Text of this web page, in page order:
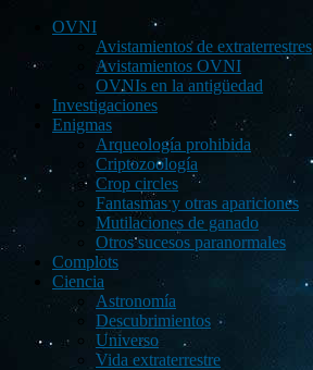
OVNI
Avistamientos de extraterrestres
Avistamientos OVNI
OVNIs en la antigüedad
Investigaciones
Enigmas
Arqueología prohibida
Criptozoología
Crop circles
Fantasmas y otras apariciones
Mutilaciones de ganado
Otros sucesos paranormales
Complots
Ciencia
Astronomía
Descubrimientos
Universo
Vida extraterrestre